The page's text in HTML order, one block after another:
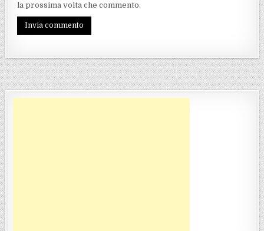
la prossima volta che commento.